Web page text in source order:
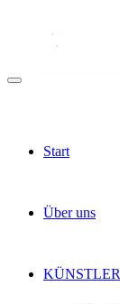
Start
Über uns
KÜNSTLER